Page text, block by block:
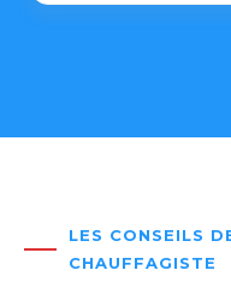
LES CONSEILS
CHAUFFAGISTE